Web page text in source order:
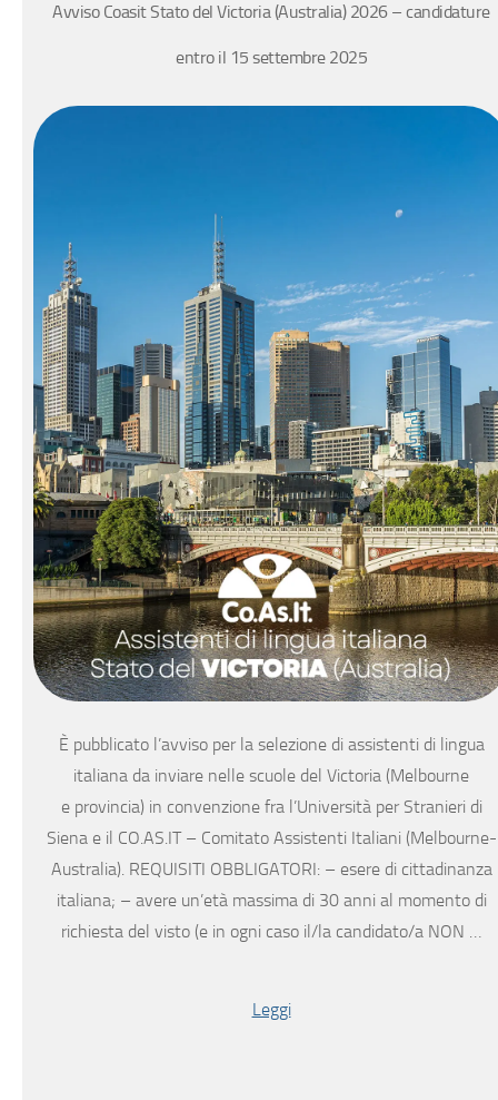
Avviso Coasit Stato del Victoria (Australia) 2026 – candidature
entro il 15 settembre 2025
È pubblicato l’avviso per la selezione di assistenti di lingua
italiana da inviare nelle scuole del Victoria (Melbourne
e provincia) in convenzione fra l’Università per Stranieri di
Siena e il CO.AS.IT – Comitato Assistenti Italiani (Melbourne-
Australia). REQUISITI OBBLIGATORI: – esere di cittadinanza
italiana; – avere un’età massima di 30 anni al momento di
richiesta del visto (e in ogni caso il/la candidato/a NON …
Leggi